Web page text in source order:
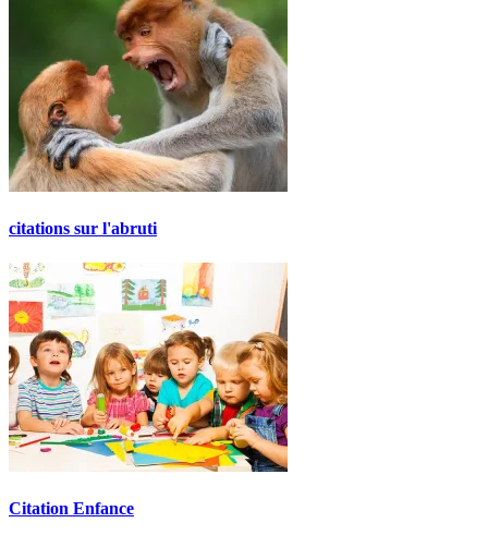
citations sur l'abruti
Citation Enfance